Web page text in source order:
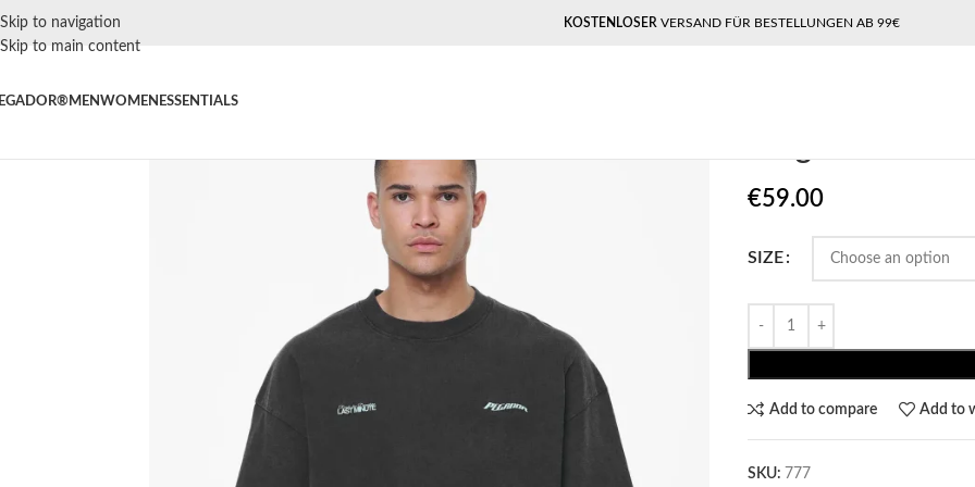
Skip to navigation
Skip to main content
KOSTENLOSER VERSAND FÜR BESTELLUNGEN AB 99€
MENWOMEN ESSENTIALS
€59.00
SIZE
Add to compare Add to
SKU: 777